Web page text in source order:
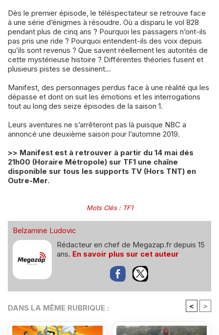
Dès le premier épisode, le téléspectateur se retrouve face
à une série d’énigmes à résoudre. Où a disparu le vol 828
pendant plus de cinq ans ? Pourquoi les passagers n’ont-ils
pas pris une ride ? Pourquoi entendent-ils des voix depuis
qu’ils sont revenus ? Que savent réellement les autorités de
cette mystérieuse histoire ? Différentes théories fusent et
plusieurs pistes se dessinent…
Manifest, des personnages perdus face à une réalité qui les
dépasse et dont on suit les émotions et les interrogations
tout au long des seize épisodes de la saison 1.
Leurs aventures ne s’arrêteront pas là puisque NBC a
annoncé une deuxième saison pour l’automne 2019.
>> Manifest est à retrouver à partir du 14 mai dés
21h00 (Horaire Métropole) sur TF1 une chaîne
disponible sur tous les supports TV (Hors TNT) en
Outre-Mer.
Mots Clés: TF1
Belzamine Ludovic
Rédacteur en chef de Megazap.fr depuis 15
ans. En savoir plus sur cet auteur
DANS LA MÊME RUBRIQUE : < >